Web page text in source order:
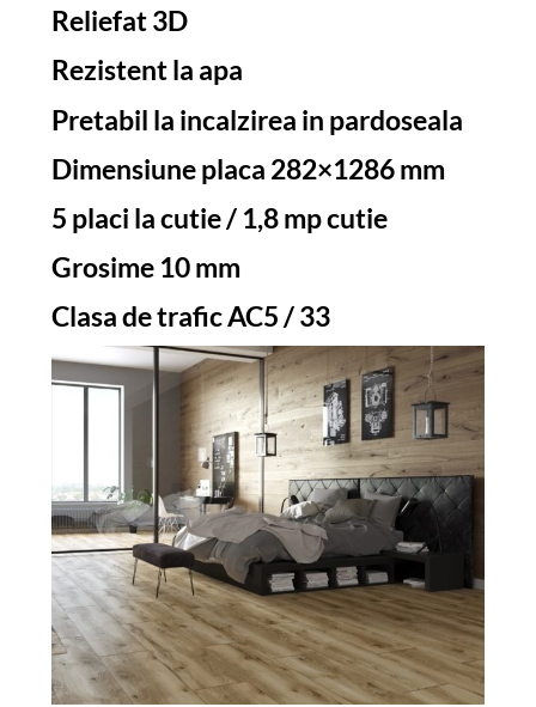
Reliefat 3D
Rezistent la apa
Pretabil la incalzirea in pardoseala
Dimensiune placa 282×1286 mm
5 placi la cutie / 1,8 mp cutie
Grosime 10 mm
Clasa de trafic AC5 / 33